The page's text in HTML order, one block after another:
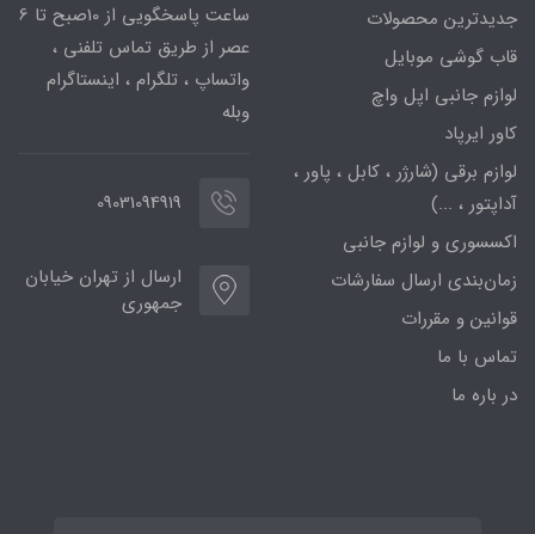
جدیدترین محصولات
قاب گوشی موبایل
لوازم جانبی اپل واچ
کاور ایرپاد
لوازم برقی (شارژر ، کابل ، پاور ،
آداپتور ، ...)
اکسسوری و لوازم جانبی
زمان‌بندی ارسال سفارشات
قوانین و مقررات
تماس با ما
در باره ما
ساعت پاسخگویی از 10صبح تا 6
عصر از طریق تماس تلفنی ،
واتساپ ، تلگرام ، اینستاگرام
وبله
09031094919
ارسال از تهران خیابان
جمهوری